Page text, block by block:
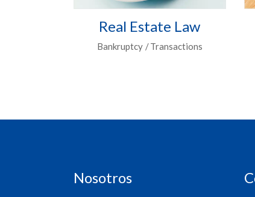
Real Estate Law
Bankruptcy Transactions
Nosotros